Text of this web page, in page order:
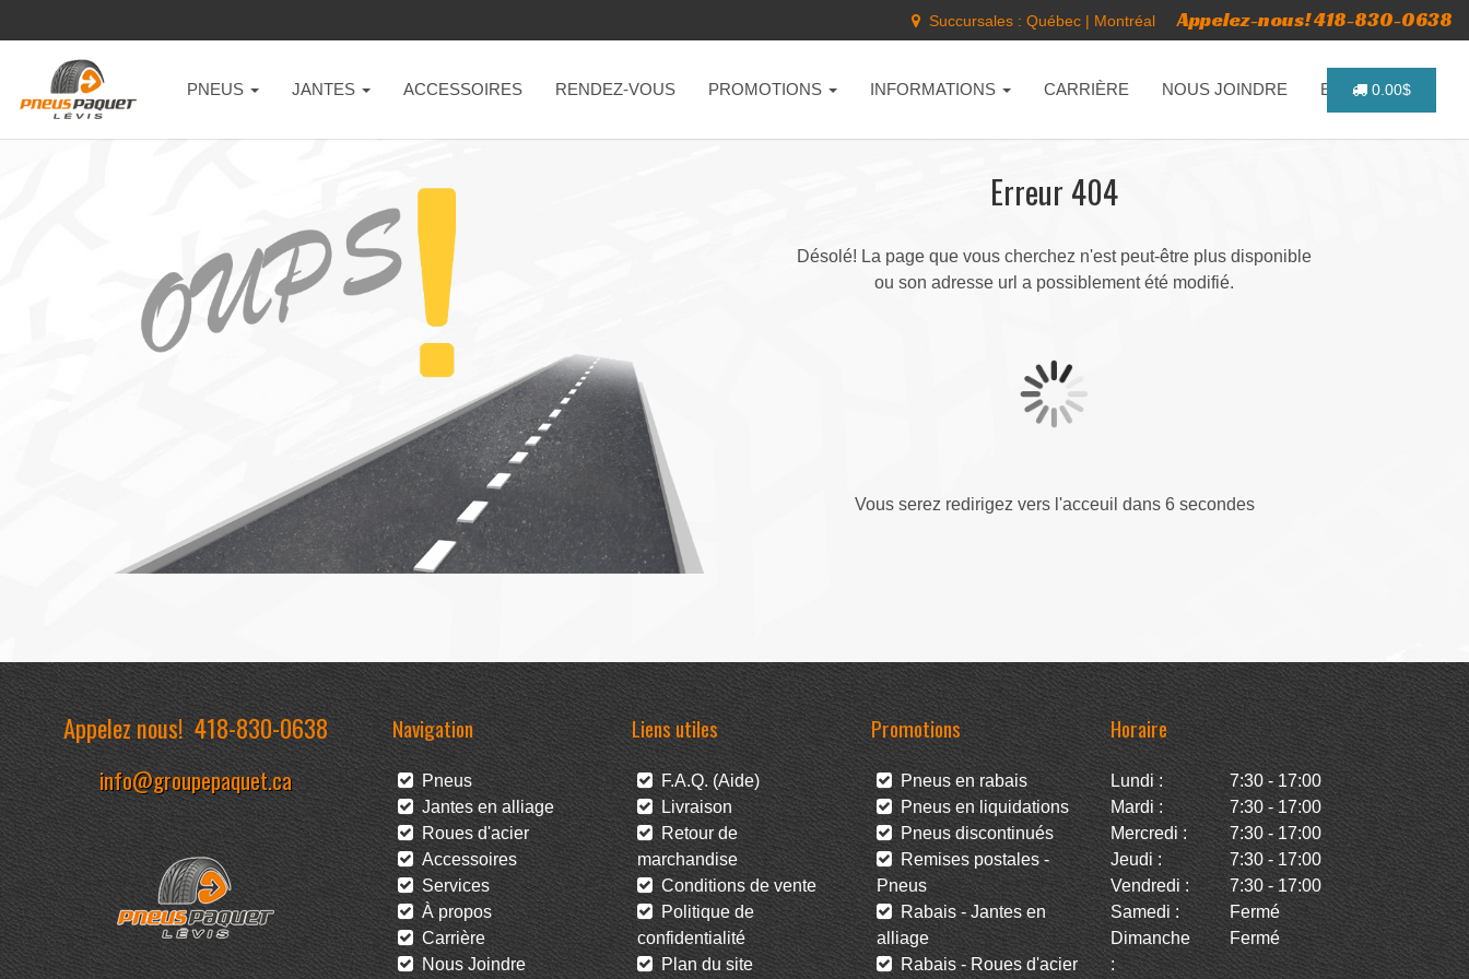
Succursales : Québec | Montréal Appelez-nous! 418-830-0638
PNEUS JANTES ACCESSOIRES RENDEZ-VOUS PROMOTIONS INFORMATIONS CARRIÈRE NOUS JOINDRE ENGLISH
0.00$
Erreur 404
Désolé! La page que vous cherchez n'est peut-être plus disponible
ou son adresse url a possiblement été modifié.
Vous serez redirigez vers l'acceuil dans 5 secondes
Appelez nous!418-830-0638
info@groupepaquet.ca
Navigation
Pneus
Jantes en alliage
Roues d'acier
Accessoires
Services
À propos
Carrière
Nous Joindre
Liens utiles
F.A.Q. (Aide)
Livraison
Retour de
marchandise
Conditions de vente
Politique de
confidentialité
Plan du site
Promotions
Pneus en rabais
Pneus en liquidations
Pneus discontinués
Remises postales -
Pneus
Rabais - Jantes en
alliage
Rabais - Roues d'acier
Horaire
Lundi :
7:30 - 17:00
Mardi :
7:30 - 17:00
Mercredi :
7:30 - 17:00
Jeudi :
7:30 - 17:00
Vendredi :
7:30 - 17:00
Samedi :
Fermé
Dimanche
:
Fermé